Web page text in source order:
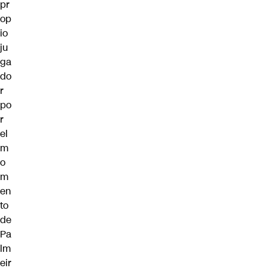
pr
op
io
ju
ga
do
r
po
r
el
m
o
m
en
to
de
Pa
lm
eir